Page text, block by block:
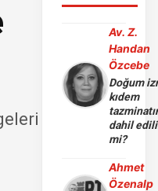
Av. Z.
Handan
Özcebe
Doğum
kıdem
dahil
mi?
Ahmet
Özenalp